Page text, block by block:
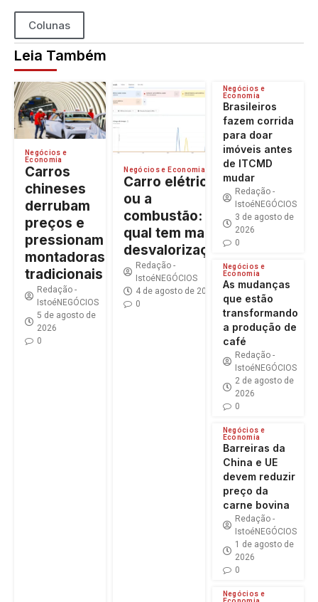
Colunas
Leia Também
Negócios e
Economia
Carros
chineses
derrubam
preços e
pressionam
montadoras
tradicionais
Redação -
IstoéNEGÓCIOS
5 de agosto de
2026
0
Negócios e Economia
Carro elétrico
ou a
combustão:
qual tem maior
desvalorização?
Redação -
IstoéNEGÓCIOS
4 de agosto de 2026
0
Negócios e
Economia
Brasileiros
fazem corrida
para doar
imóveis antes
de ITCMD
mudar
Redação -
IstoéNEGÓCIOS
3 de agosto de
2026
0
Negócios e
Economia
As mudanças
que estão
transformando
a produção de
café
Redação -
IstoéNEGÓCIOS
2 de agosto de
2026
0
Negócios e
Economia
Barreiras da
China e UE
devem reduzir
preço da
carne bovina
Redação -
IstoéNEGÓCIOS
1 de agosto de
2026
0
Negócios e